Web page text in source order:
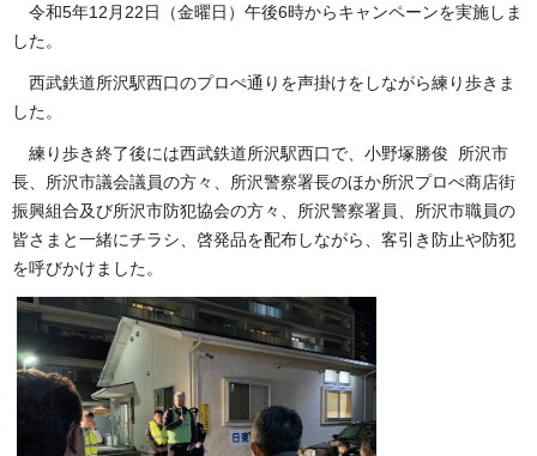
令和5年12月22日（金曜日）午後6時からキャンペーンを実施しま
した。
西武鉄道所沢駅西口のプロぺ通りを声掛けをしながら練り歩きま
した。
練り歩き終了後には西武鉄道所沢駅西口で、小野塚勝俊 所沢市
長、所沢市議会議員の方々、 所沢警察署長のほか所沢プロぺ商店街
振興組合及び所沢市防犯協会の方々、所沢警察署員、所沢市職員の
皆さまと一緒にチラシ、啓発品を配布しながら、客引き防止や防犯
を呼びかけました。